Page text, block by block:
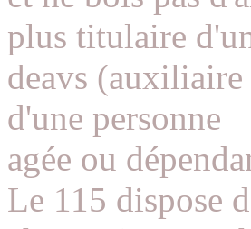
plus titulaire
deavs
d'une personne
agée ou
Le 115 dispose